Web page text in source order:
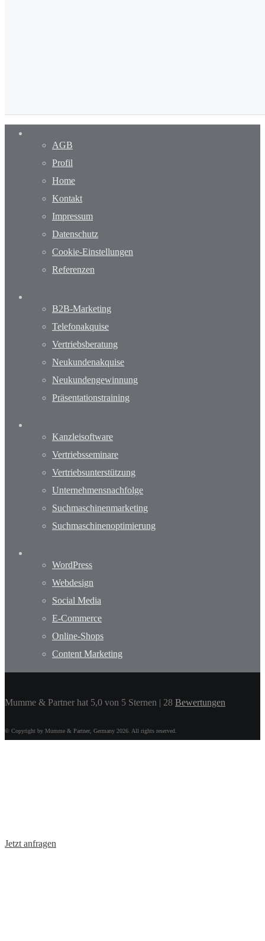
AGB
Profil
Home
Kontakt
Impressum
Datenschutz
Cookie-Einstellungen
Referenzen
B2B-Marketing
Telefonakquise
Vertriebsberatung
Neukundenakquise
Neukundengewinnung
Präsentationstraining
Kanzleisoftware
Vertriebsseminare
Vertriebsunterstützung
Unternehmensnachfolge
Suchmaschinenmarketing
Suchmaschinenoptimierung
WordPress
Webdesign
Social Media
E-Commerce
Online-Shops
Content Marketing
Mumme & Partner hat 5,0 von 5 Sternen | 28 Bewertungen
© Copyright by Mumme & Partner, Germany 2026. All rights reserved.
Jetzt anfragen